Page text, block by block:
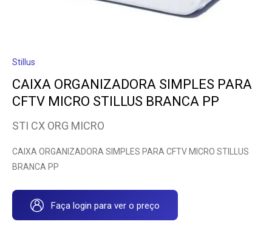
Stillus
CAIXA ORGANIZADORA SIMPLES PARA
CFTV MICRO STILLUS BRANCA PP
STI CX ORG MICRO
CAIXA ORGANIZADORA SIMPLES PARA CFTV MICRO STILLUS
BRANCA PP
Faça login para ver o preço